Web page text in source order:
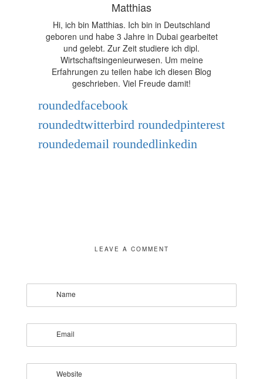
Matthias
Hi, ich bin Matthias. Ich bin in Deutschland
geboren und habe 3 Jahre in Dubai gearbeitet
und gelebt. Zur Zeit studiere ich dipl.
Wirtschaftsingenieurwesen. Um meine
Erfahrungen zu teilen habe ich diesen Blog
geschrieben. Viel Freude damit!
roundedfacebook
roundedtwitterbird roundedpinterest
roundedemail roundedlinkedin
LEAVE A COMMENT
Name
Email
Website